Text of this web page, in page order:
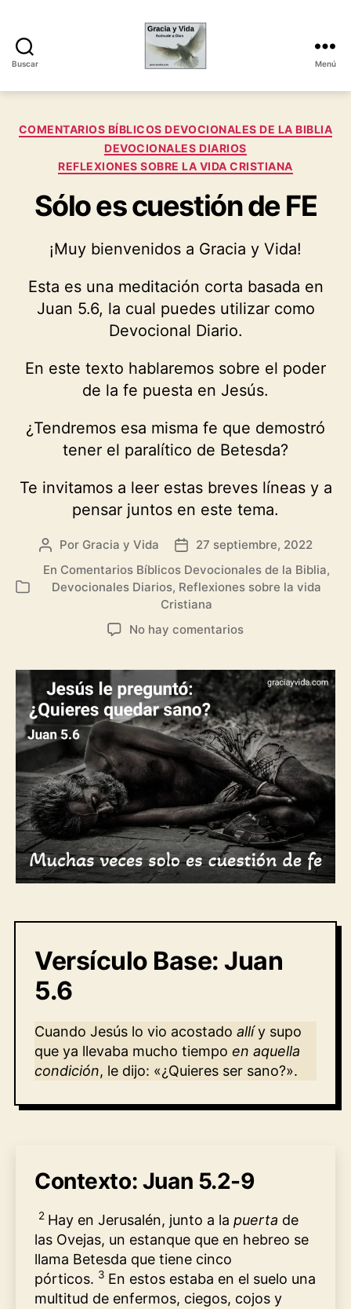
Buscar
y
Menú
Categorías
COMENTARIOS BÍBLICOS DEVOCIONALES DE LA BIBLIA
DEVOCIONALES DIARIOS
REFLEXIONES SOBRE LA VIDA CRISTIANA
Sólo es cuestión de FE
¡Muy bienvenidos a Gracia y Vida!
Esta es una meditación corta basada en
Juan 5.6, la cual puedes utilizar como
Devocional Diario.
En este texto hablaremos sobre el poder
de la fe puesta en Jesús.
¿Tendremos esa misma fe que demostró
tener el paralítico de Betesda?
Te invitamos a leer estas breves líneas y a
pensar juntos en este tema.
Autor
de
la
Por Gracia y Vida
Fecha
de
la
entrada
27 septiembre, 2022
Categorías
En Comentarios Bíblicos Devocionales de la Biblia,
Devocionales Diarios, Reflexiones sobre la vida
Cristiana
No hay comentariosen
cuestión
de
FE
Versículo Base: Juan
5.6
Cuando Jesús lo vio acostado allíy supo
que ya llevaba mucho tiempo en aquella
condición, le dijo: «¿Quieres ser sano?».
Contexto: Juan 5.2-9
2 Hay en Jerusalén, junto a la puerta de
las Ovejas, un estanque que en hebreo se
llama Betesda que tiene cinco
pórticos. 3 En estos estaba en el suelo una
multitud de enfermos, ciegos, cojos y